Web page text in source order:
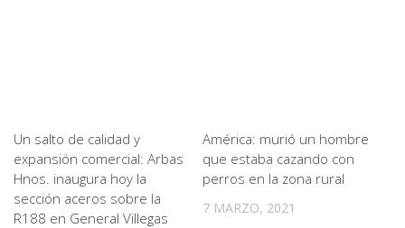
Un salto de calidad y
expansión comercial: Arbas
Hnos. inaugura hoy la
sección aceros sobre la
R188 en General Villegas
América: murió un hombre
que estaba cazando con
perros en la zona rural
7 MARZO, 2021